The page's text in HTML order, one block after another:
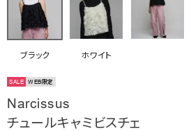
お問い合わせ
ブラック ホワイト
SALE WEB限定
Narcissus
チュールキャミビスチェ